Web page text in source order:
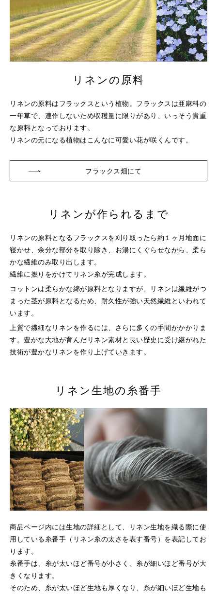
リネンの原料
リネンの原料はフラックスという植物。 フラックスは亜麻科の
一年草で、連作しないため収穫量に限りがあり、 いっそう貴重
な原料となっております。
リネンの元になる植物はこんなに可愛い花が咲くんです。
フラックス畑にて
リネンが作られるまで
リネンの原料となるフラックスを刈り取ったら約１ヶ月地面に
寝かせ、余分な部分を取り除き、お湯にくぐらせながら、柔ら
かな繊維のみ取り出します。
繊維に撚りをかけてリネン糸が完成します。
コットンは柔らかな綿が原料となりますが、リネンは繊維がつ
まった茎が原料となるため、耐久性が強い天然繊維といわれて
います。
上質で繊細なリネンを作るには、さらに多くの手間がかかりま
す。豊かな大地が育んだリネン素材と長い歴史に受け継がれた
技術が豊かなリネンを作り上げていきます。
リネン生地の糸番手
商品ページ内には生地の詳細として、リネン生地を織る際に使
用している糸番手（リネン糸の太さを表す番号）を表記してお
ります。
糸番手は、糸が太いほど番号が小さく、糸が細いほど番号が大
きくなります。
そのため、糸が太いほど生地も厚くなり、糸が細いほど生地も